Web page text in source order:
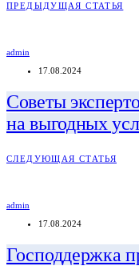
ПРЕДЫДУЩАЯ СТАТЬЯ
admin
17.08.2024
Советы
на выгодных
СЛЕДУЮЩАЯ СТАТЬЯ
admin
17.08.2024
Господдержка